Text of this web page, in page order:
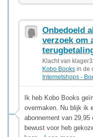
Onbedoeld
verzoek om
Klacht van
Kobo Books in de
Internetshops -
Ik heb Kobo Books
overmaken. Nu blijk ik
abonnement van 29,95
bewust voor heb